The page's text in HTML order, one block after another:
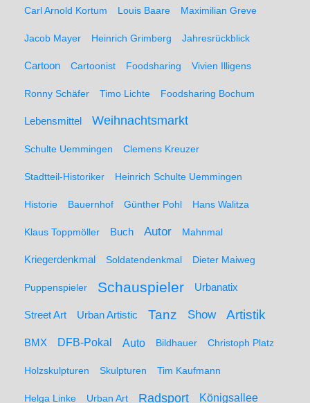
Carl Arnold Kortum Louis Baare Maximilian Greve
Jacob Mayer Heinrich Grimberg Jahresrückblick
Cartoon Cartoonist Foodsharing Vivien Illigens
Ronny Schäfer Timo Lichte Foodsharing Bochum
Lebensmittel Weihnachtsmarkt
Schulte Uemmingen Clemens Kreuzer
Stadtteil-Historiker Heinrich Schulte Uemmingen
Historie Bauernhof Günther Pohl Hans Walitza
Klaus Toppmöller Buch Autor Mahnmal
Kriegerdenkmal Soldatendenkmal Dieter Maiweg
Puppenspieler Schauspieler Urbanatix
Street Art Urban Artistic Tanz Show Artistik
BMX DFB-Pokal Auto Bildhauer Christoph Platz
Holzskulpturen Skulpturen Tim Kaufmann
Helga Linke Urban Art Radsport Königsallee